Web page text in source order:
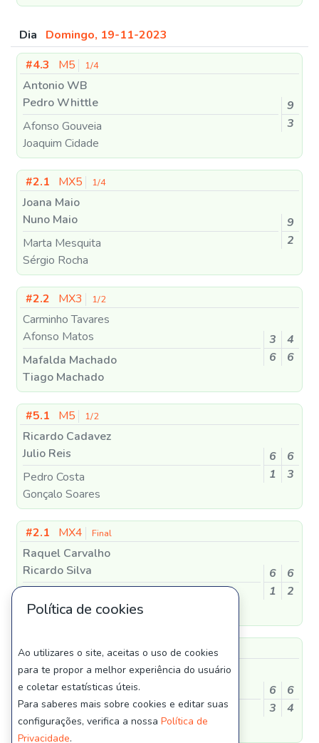
Dia
Domingo, 19-11-2023
#4.3
M5 1/4
Antonio WB
Pedro Whittle
Afonso Gouveia
Joaquim Cidade
9
3
#2.1 MX5 1/4
Joana Maio
Nuno Maio
Marta Mesquita
Sérgio Rocha
9
2
#2.2 MX3 1/2
Carminho Tavares
Afonso Matos
Mafalda Machado
Tiago Machado
3
4
6
6
#5.1 M5 1/2
Ricardo Cadavez
Julio Reis
Pedro Costa
Gonçalo Soares
6
6
1
3
#2.1 MX4 Final
Raquel Carvalho
Ricardo Silva
Pedro Mimoso
6
6
1
2
#5.1 M4 Final
Ricardo Silva
João Vale
Luís Gomes
Nuno Ribeiro
6
6
3
4
Política de cookies
Ao utilizares o site, aceitas o uso de cookies
para te propor a melhor experiência do usuário
e coletar estatísticas úteis.
Para saberes mais sobre cookies e editar suas
configurações, verifica a nossa Política de
Privacidade.